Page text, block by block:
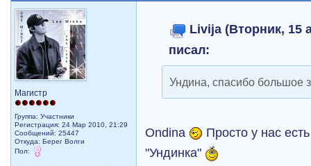
Магистр
Группа: Участники
Регистрация: 24 Мар 2010, 21:29
Сообщений: 25447
Откуда: Берег Волги
Пол:
Livija (Вторник, 15
писал:
Ундина, спасибо большое
Ondina
Просто у нас
"Ундинка"